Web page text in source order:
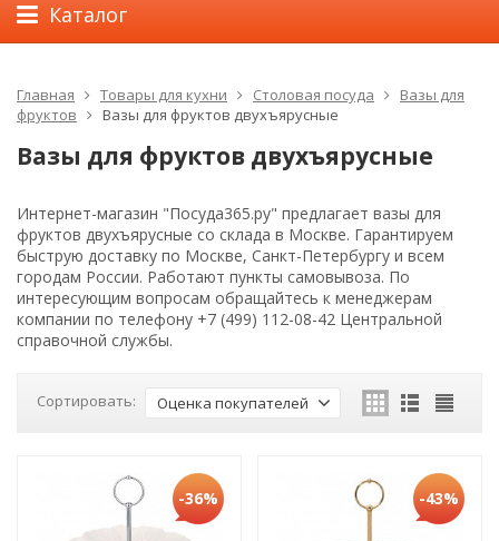
Каталог
Главная Товары для кухни Столовая посуда
Вазы для
фруктов
Вазы для фруктов двухъярусные
Вазы для фруктов двухъярусные
Интернет-магазин "Посуда365.ру" предлагает вазы для
фруктов двухъярусные со склада в Москве. Гарантируем
быструю доставку по Москве, Санкт-Петербургу и всем
городам России. Работают пункты самовывоза. По
интересующим вопросам обращайтесь к менеджерам
компании по телефону +7 (499) 112-08-42 Центральной
справочной службы.
Сортировать: Оценка покупателей
-36% -43%